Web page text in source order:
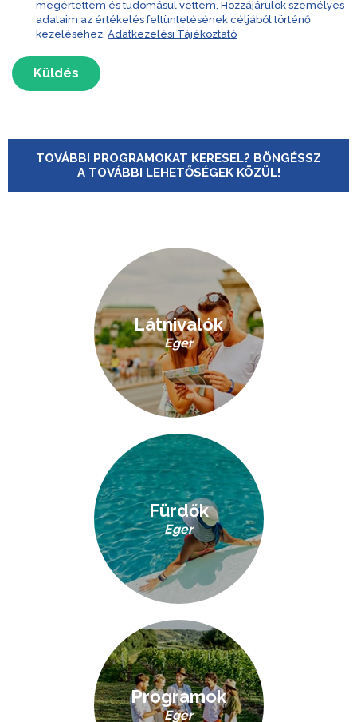
megértettem és tudomásul vettem. Hozzájárulok személyes
adataim az értékelés feltüntetésének céljából történő
kezeléséhez. Adatkezelési Tájékoztató
Küldés
TOVÁBBI PROGRAMOKAT KERESEL? BÖNGÉSSZ
A TOVÁBBI LEHETŐSÉGEK KÖZÜL!
Látnivalók
Eger
Fürdők
Eger
Programok
Eger